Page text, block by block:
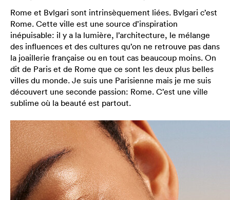
Rome et Bvlgari sont intrinsèquement liées. Bvlgari c’est
Rome. Cette ville est une source d’inspiration
inépuisable: il y a la lumière, l’architecture, le mélange
des influences et des cultures qu’on ne retrouve pas dans
la joaillerie française ou en tout cas beaucoup moins. On
dit de Paris et de Rome que ce sont les deux plus belles
villes du monde. Je suis une Parisienne mais je me suis
découvert une seconde passion: Rome. C’est une ville
sublime où la beauté est partout.